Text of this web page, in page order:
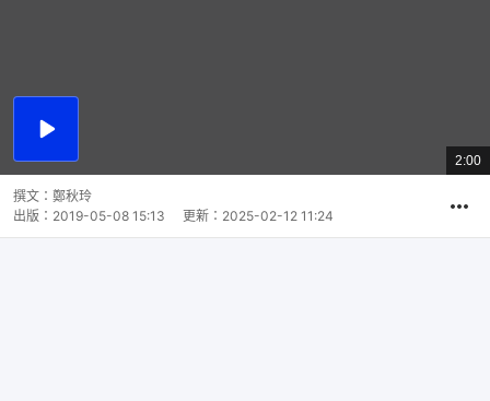
播
總
共
2:00
撰文： 鄭秋玲
出版： 2019-05-08 15:13 更新： 2025-02-12 11:24